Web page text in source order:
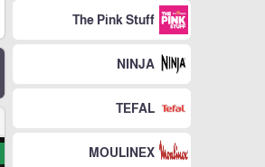
The Pink Stuff
NINJA
TEFAL
MOULINEX